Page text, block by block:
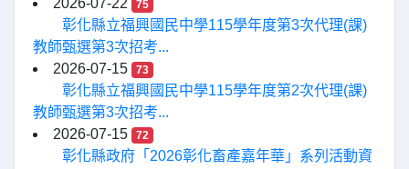
2026-07-22
75
彰化縣立福興國民中學115學年度第3次代理(課)
教師甄選第3次招考...
2026-07-15
73
彰化縣立福興國民中學115學年度第2次代理(課)
教師甄選第3次招考...
2026-07-15
72
彰化縣政府「2026彰化畜產嘉年華」系列活動資